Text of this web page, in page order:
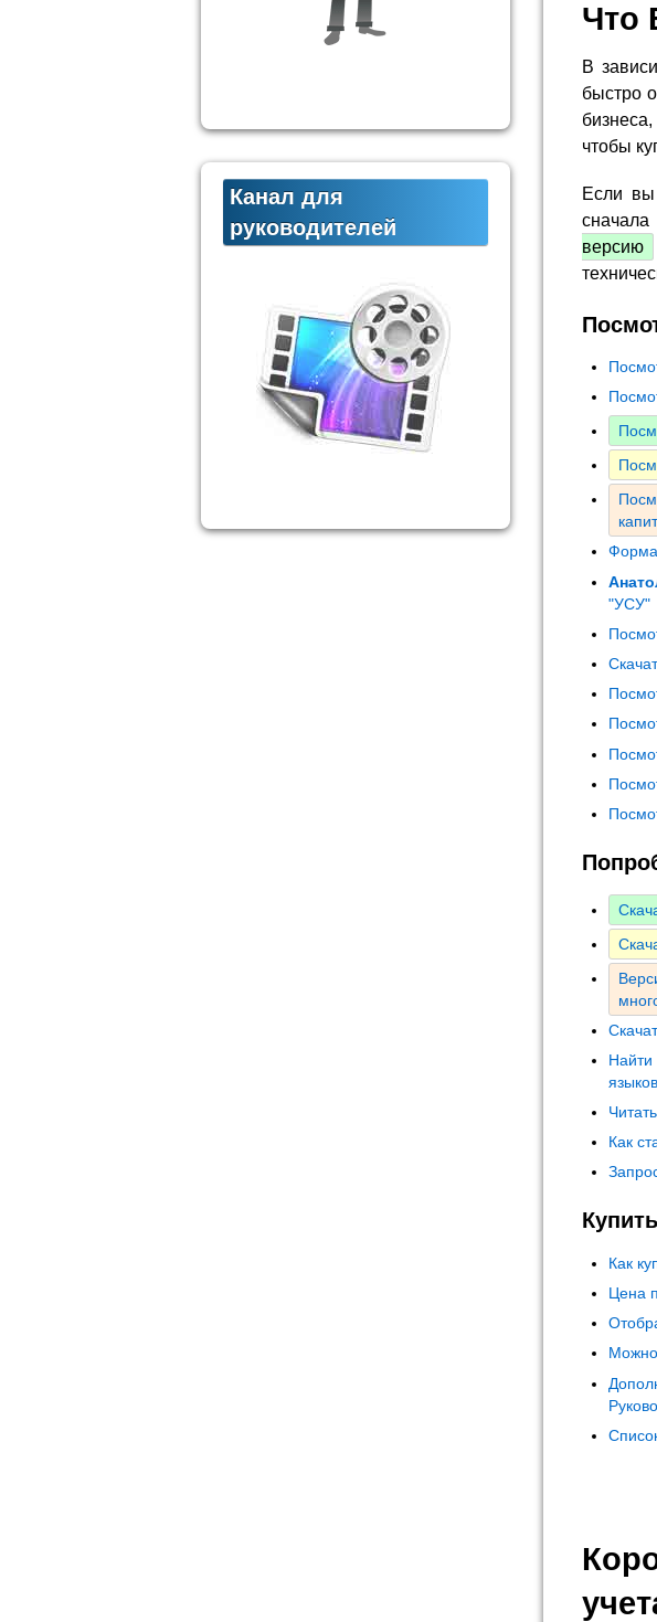
Что
В
быстро
чтобы
Если вы
сначала
версию
"УСУ"
языков
Как
Купить
Как
Цена
Можно
Канал для
руководителей